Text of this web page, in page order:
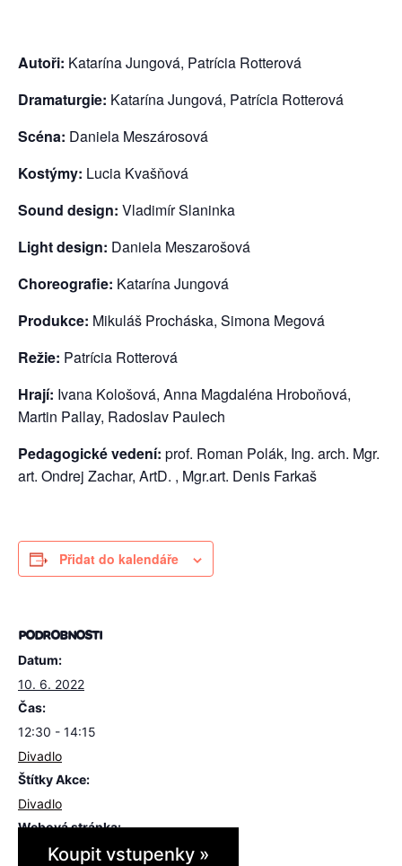
Autoři: Katarína Jungová, Patrícia Rotterová
Dramaturgie: Katarína Jungová, Patrícia Rotterová
Scéna: Daniela Meszárosová
Kostýmy: Lucia Kvašňová
Sound design: Vladimír Slaninka
Light design: Daniela Meszarošová
Choreografie: Katarína Jungová
Produkce: Mikuláš Procháska, Simona Megová
Režie: Patrícia Rotterová
Hrají: Ivana Kološová, Anna Magdaléna Hroboňová,
Martin Pallay, Radoslav Paulech
Pedagogické vedení: prof. Roman Polák, Ing. arch. Mgr.
art. Ondrej Zachar, ArtD. , Mgr.art. Denis Farkaš
Přidat do kalendáře
PODROBNOSTI
Datum:
10. 6. 2022
Čas:
12:30 - 14:15
Divadlo
Štítky Akce:
Divadlo
Webová stránka:
Koupit vstupenky »